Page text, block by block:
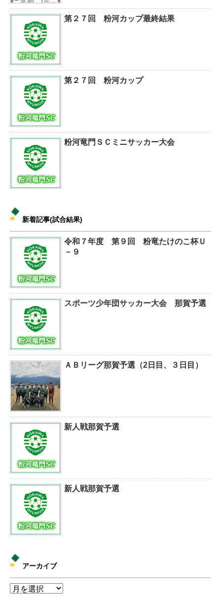
第２７回 粉河カップ最終結果
第２７回 粉河カップ
粉河竜門ＳＣミニサッカー大会
新着記事(試合結果)
令和７年度 第９回 粉竜たけのこ杯Ｕ
－９
スポーツ少年団サッカー大会 那賀予選
ＡＢリーグ那賀予選（2日目、３日目）
新人戦那賀予選
新人戦那賀予選
アーカイブ